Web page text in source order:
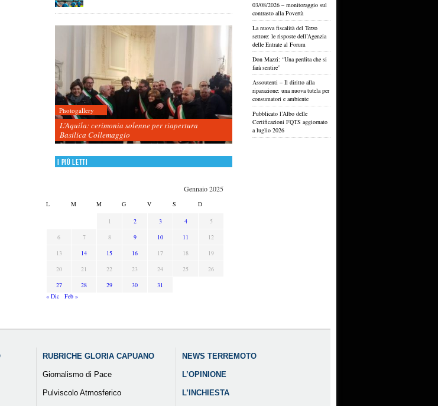
Photogallery
L’Aquila: cerimonia solenne per riapertura
Basilica Collemaggio
I più letti
Gennaio 2025
L M M G V S D
1 2 3 4
5
6
7 8 9 10 11
12
13
14 15 16 17 18
19
20
21 22 23 24 25
26
27
28 29 30
31
« Dic
Feb »
03/08/2026 – monitoraggio sul
contrasto alla Povertà
La nuova fiscalità del Terzo
settore: le risposte dell’Agenzia
delle Entrate al Forum
Don Mazzi: “Una perdita che si
farà sentire”
Assoutenti – Il diritto alla
riparazione: una nuova tutela per
consumatori e ambiente
Pubblicato l’Albo delle
Certificazioni FQTS aggiornato
a luglio 2026
RUBRICHE GLORIA CAPUANO
Giornalismo di Pace
Pulviscolo Atmosferico
NEWS TERREMOTO
L’OPINIONE
L’INCHIESTA